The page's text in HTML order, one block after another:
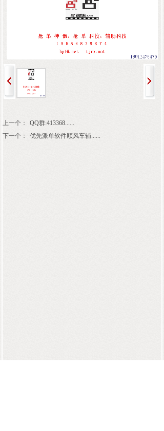
上一个：
QQ群:413368......
下一个：
优先派单软件顺风车辅......